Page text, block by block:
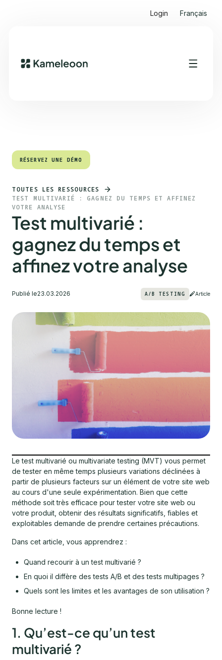
Login Français
Sommaire
RÉSERVEZ UNE DÉMO
RÉSERVEZ UNE DÉMO
TOUTES LES RESSOURCES
TEST MULTIVARIÉ : GAGNEZ DU TEMPS ET AFFINEZ
VOTRE ANALYSE
Test multivarié :
gagnez du temps et
affinez votre analyse
Publié le23.03.2026 A/B TESTING Article
Le test multivarié ou multivariate testing (MVT) vous permet
de tester en même temps plusieurs variations déclinées à
partir de plusieurs facteurs sur un élément de votre site web
au cours d'une seule expérimentation. Bien que cette
méthode soit très efficace pour tester votre site web ou
votre produit, obtenir des résultats significatifs, fiables et
exploitables demande de prendre certaines précautions.
Dans cet article, vous apprendrez :
Quand recourir à un test multivarié ?
En quoi il diffère des tests A/B et des tests multipages ?
Quels sont les limites et les avantages de son utilisation ?
Bonne lecture !
1. Qu’est-ce qu’un test
multivarié ?